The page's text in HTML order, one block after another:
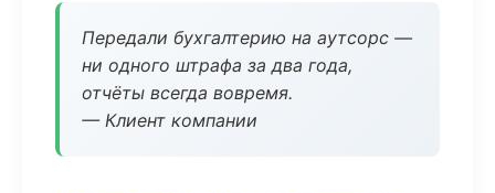
Передали бухгалтерию на аутсорс —
ни одного штрафа за два года,
отчёты всегда вовремя.
— Клиент компании